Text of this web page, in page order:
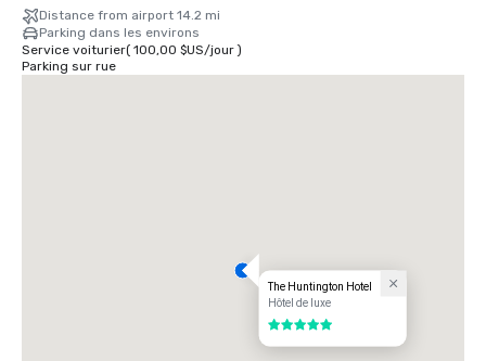
Distance from airport 14.2 mi
Parking dans les environs
Service voiturier( 100,00 $US/jour)
Parking sur rue
The Huntington Hotel
Hôtel de luxe
5 sur 5